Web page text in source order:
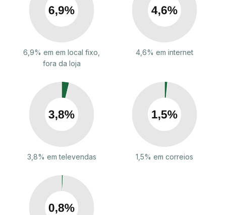
6,9% em em local fixo,
fora da loja
4,6% em internet
3,8% em televendas 1,5% em correios